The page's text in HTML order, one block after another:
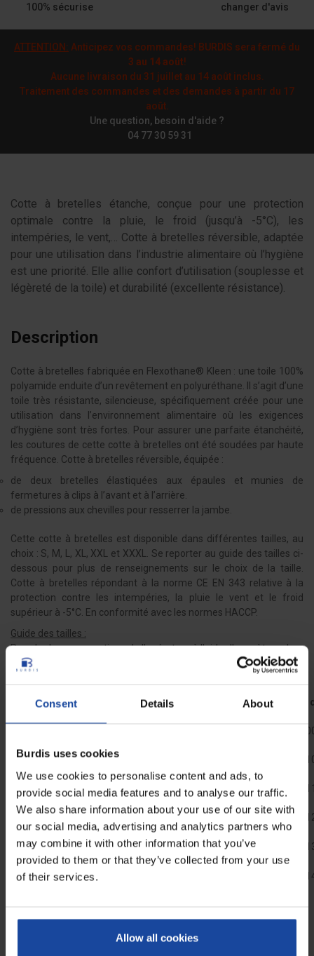
Consent Details About
Burdis uses cookies
We use cookies to personalise content and ads, to
provide social media features and to analyse our traffic.
We also share information about your use of our site with
our social media, advertising and analytics partners who
may combine it with other information that you’ve
provided to them or that they’ve collected from your use
of their services.
Allow all cookies
100% sécurise
changer d'avis
ATTENTION: Anticipez vos commandes! BURDIS sera fermé du
3 au 14 août!
Aucune livraison du 31 juillet au 14 août inclus.
Traitement des commandes et des demandes à partir du 17
août.
Une question, besoin d'aide ?
04 77 30 59 31
Cotte à bretelles étanche, conçue pour une protection
optimale contre la pluie, le froid (jusqu’à -5°C), les
intempéries, le vent,… Cotte à bretelles réversible, adaptée
pour une utilisation dans l’industrie alimentaire où l’hygiène
est une priorité. Elle allie confort d’utilisation (souplesse et
légèreté de la toile) et durabilité (excellente résistance).
Description
Cotte à bretelles fabriquée en Flexothane® Kleen : une toile 100%
polyamide enduite d’un revêtement en polyuréthane. Il s’agit d’une
toile très résistante, silencieuse, spécifiquement créée pour une
utilisation dans l’environnement alimentaire où les exigences
d’hygiène sont très fortes. Pour assurer une parfaite étanchéité,
les coutures de cette cotte à bretelles ont été soudées par haute
fréquence. Cotte à bretelles réversible, équipée :
de deux bretelles élastiquées aux épaules et munies de
fermetures à clips à l’avant et à l’arrière.
de pressions aux chevilles pour resserrer la jambe.
Cette cotte à bretelles est disponible dans différentes tailles, au
choix : S, M, L, XL, XXL et XXXL. Se reporter au guide des tailles ci-
dessous pour plus de renseignements sur le choix de la taille.
Cotte à bretelles répondant à la norme CE EN 343 relative à la
protection contre les intempéries, la pluie le vent et le froid
supérieur à -5°C. En conformité avec les normes HACCP.
Guide des tailles :
Prendre les mensurations de l'opérateur à l'aide d'un mètre ruban
(tour de taille, tour de poitrine et tour de bassin) et se reporter au
Tailles Tour de taille (cm) Tour de poitrine (cm) Tour
93-
M 85-92 101-
93-100 105-112 109-
XL 101-108 113-120 117-
XXL 109-116 121-128 125-
XXXL 117-124 133-
Conseils d’utilisation et d’entretien :
Laver cette cotte à bretelles en Flexothane® Kleen à 95°C pour